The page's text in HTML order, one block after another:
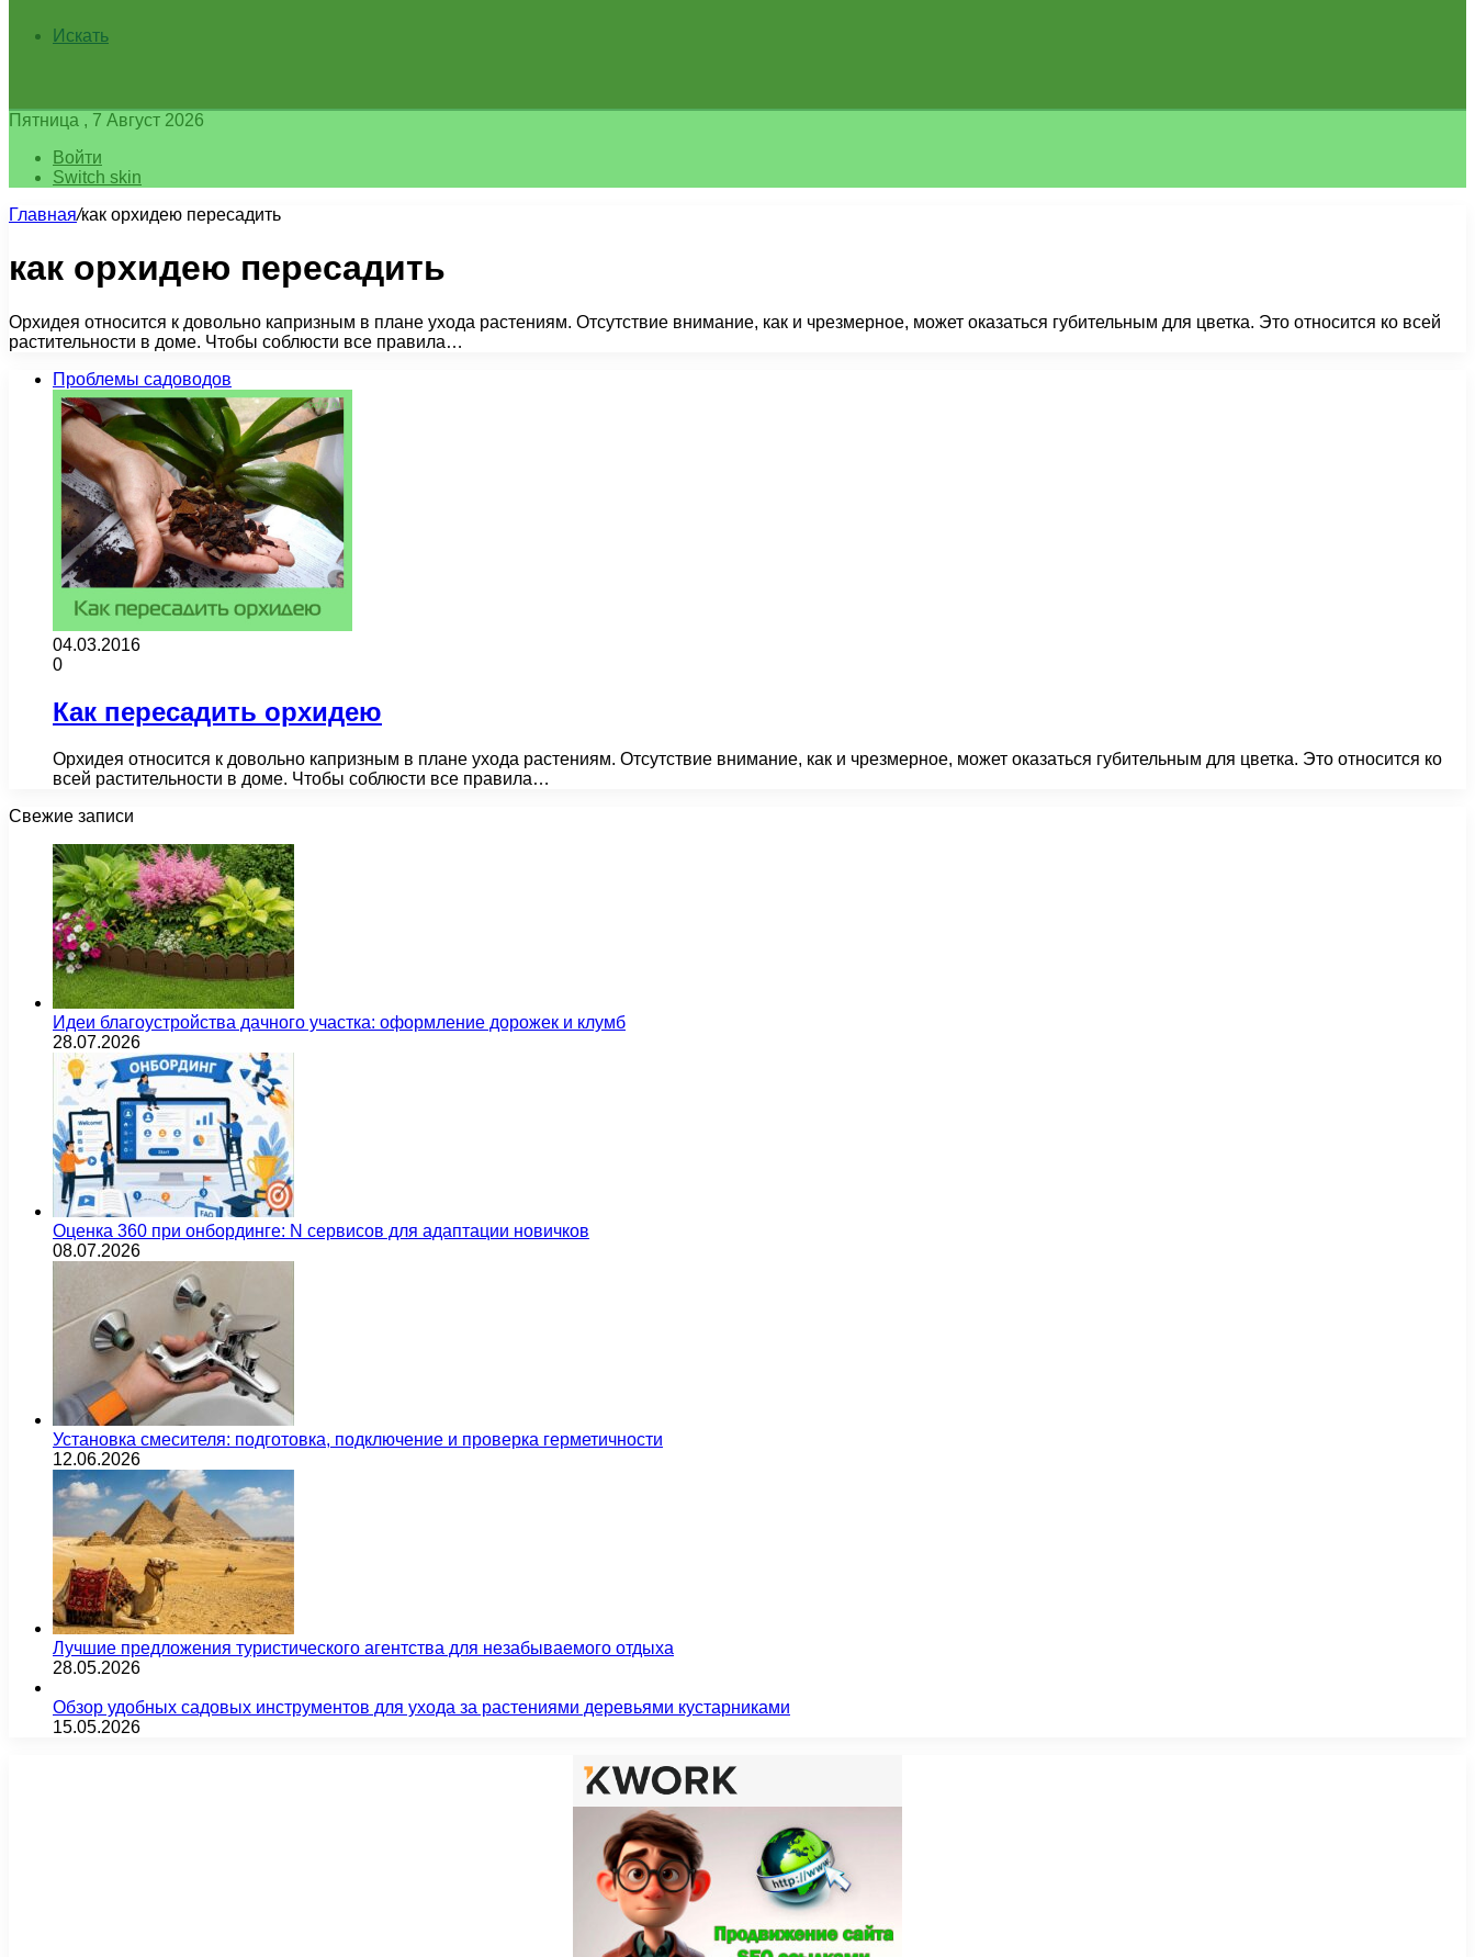
Искать
Пятница , 7 Август 2026
Войти
Switch skin
Главная/как орхидею пересадить
как орхидею пересадить
Орхидея относится к довольно капризным в плане ухода растениям. Отсутствие внимание, как и чрезмерное, может оказаться губительным для цветка. Это относится ко всей
растительности в доме. Чтобы соблюсти все правила…
Проблемы садоводов
04.03.2016
0
Как пересадить орхидею
Орхидея относится к довольно капризным в плане ухода растениям. Отсутствие внимание, как и чрезмерное, может оказаться губительным для цветка. Это относится ко
всей растительности в доме. Чтобы соблюсти все правила…
Свежие записи
Идеи благоустройства дачного участка: оформление дорожек и клумб
28.07.2026
Оценка 360 при онбординге: N сервисов для адаптации новичков
08.07.2026
Установка смесителя: подготовка, подключение и проверка герметичности
12.06.2026
Лучшие предложения туристического агентства для незабываемого отдыха
28.05.2026
Обзор удобных садовых инструментов для ухода за растениями деревьями кустарниками
15.05.2026